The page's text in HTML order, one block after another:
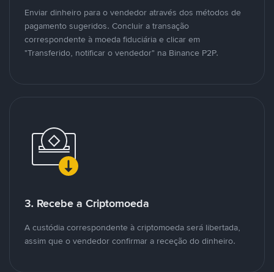
Enviar dinheiro para o vendedor através dos métodos de
pagamento sugeridos. Concluir a transação
correspondente à moeda fiduciária e clicar em
"Transferido, notificar o vendedor" na Binance P2P.
3. Recebe a Criptomoeda
A custódia correspondente à criptomoeda será libertada,
assim que o vendedor confirmar a receção do dinheiro.